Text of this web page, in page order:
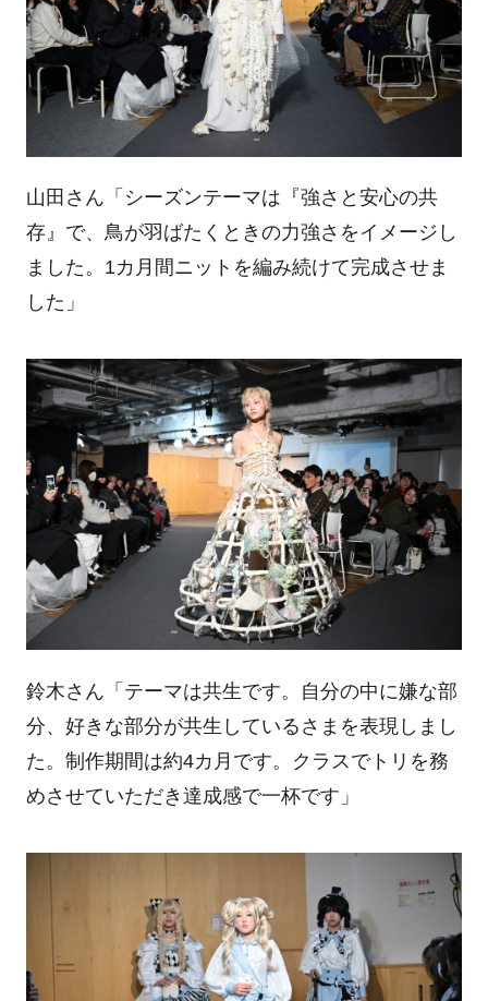
山田さん「シーズンテーマは『強さと安心の共
存』で、鳥が羽ばたくときの力強さをイメージし
ました。1カ月間ニットを編み続けて完成させま
した」
鈴木さん「テーマは共生です。自分の中に嫌な部
分、好きな部分が共生しているさまを表現しまし
た。制作期間は約4カ月です。クラスでトリを務
めさせていただき達成感で一杯です」